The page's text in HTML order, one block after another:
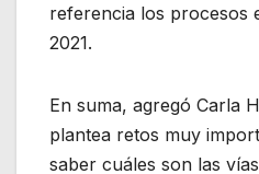
referencia los procesos
2021.
En suma, agregó Carla
plantea retos muy
saber cuáles son las